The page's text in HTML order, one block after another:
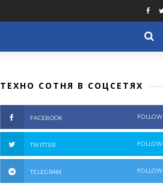
ТЕХНО СОТНЯ В СОЦСЕТЯХ
FACEBOOK FOLLOW
TWITTER FOLLOW
TELEGRAM FOLLOW